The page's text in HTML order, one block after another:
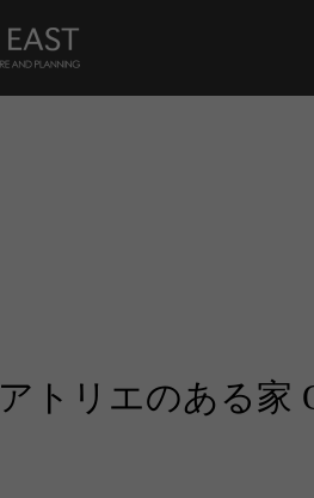
アトリエのある家